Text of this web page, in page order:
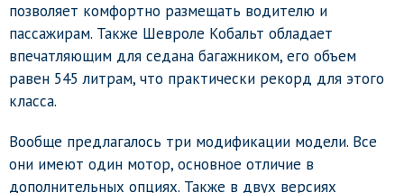
позволяет комфортно размещать водителю и
пассажирам. Также Шевроле Кобальт обладает
впечатляющим для седана багажником, его объем
равен 545 литрам, что практически рекорд для этого
класса.
Вообще предлагалось три модификации модели. Все
они имеют один мотор, основное отличие в
дополнительных опциях. Также в двух версиях